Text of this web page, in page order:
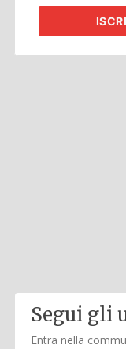
Segui gli
Entra nella